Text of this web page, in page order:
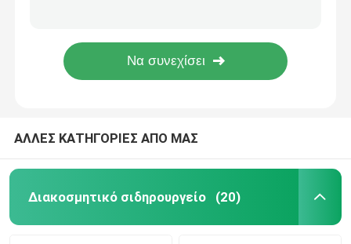
καλλιεργητής λουλουδιών μετάλλων
διαιρέτης δωματίων μετάλλων
Μεταλλικό ντουλάπι κρασιού
ΑΛΛΕΣ ΚΑΤΗΓΟΡΙΕΣ ΑΠΟ ΜΑΣ
Διακοσμητικό σιδηρουργείο (20)